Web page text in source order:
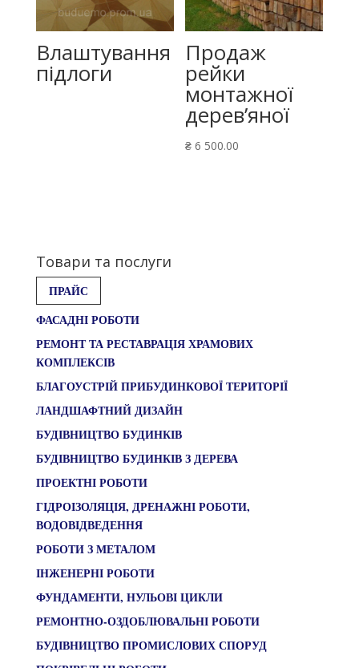
Влаштування
підлоги
Продаж
рейки
монтажної
дерев’яної
₴ 6 500.00
Товари та послуги
ПРАЙС
ФАСАДНІ РОБОТИ
РЕМОНТ ТА РЕСТАВРАЦІЯ ХРАМОВИХ
КОМПЛЕКСІВ
БЛАГОУСТРІЙ ПРИБУДИНКОВОЇ ТЕРИТОРІЇ
ЛАНДШАФТНИЙ ДИЗАЙН
БУДІВНИЦТВО БУДИНКІВ
БУДІВНИЦТВО БУДИНКІВ З ДЕРЕВА
ПРОЕКТНІ РОБОТИ
ГІДРОІЗОЛЯЦІЯ, ДРЕНАЖНІ РОБОТИ,
ВОДОВІДВЕДЕННЯ
РОБОТИ З МЕТАЛОМ
ІНЖЕНЕРНІ РОБОТИ
ФУНДАМЕНТИ, НУЛЬОВІ ЦИКЛИ
РЕМОНТНО-ОЗДОБЛЮВАЛЬНІ РОБОТИ
БУДІВНИЦТВО ПРОМИСЛОВИХ СПОРУД